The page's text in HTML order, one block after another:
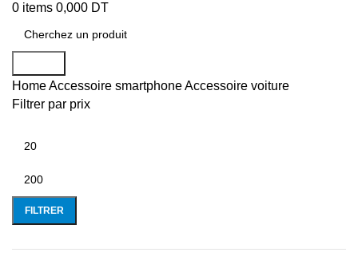
0 items 0,000 DT
HomeAccessoire smartphoneAccessoire voiture
Filtrer par prix
FILTRER